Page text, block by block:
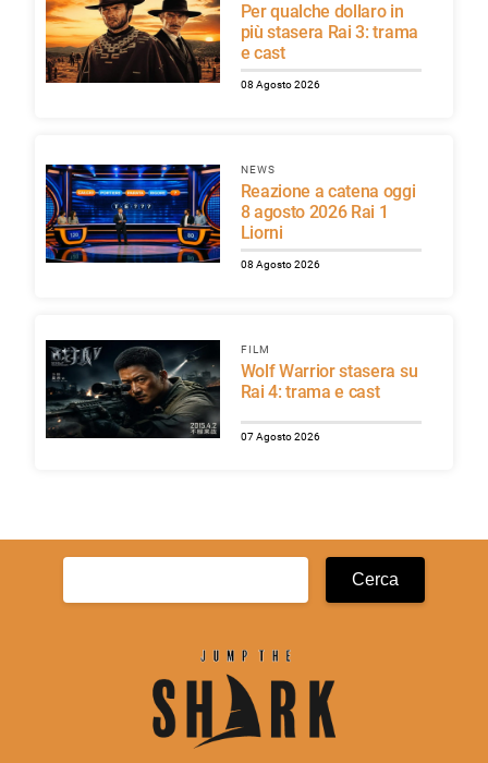
Per qualche dollaro in
più stasera Rai 3: trama
e cast
08 Agosto 2026
NEWS
Reazione a catena oggi
8 agosto 2026 Rai 1
Liorni
08 Agosto 2026
FILM
Wolf Warrior stasera su
Rai 4: trama e cast
07 Agosto 2026
Ricerca